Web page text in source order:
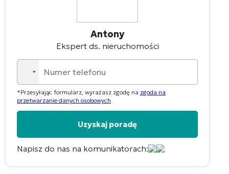
Antony
Ekspert ds. nieruchomości
No
country
selected
*Przesyłając formularz, wyrażasz zgodę na zgoda na
przetwarzanie danych osobowych
Alternative:
Napisz do nas na komunikatorach: